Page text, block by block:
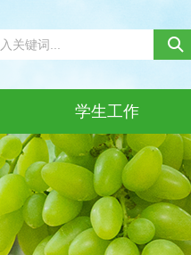
学生工作